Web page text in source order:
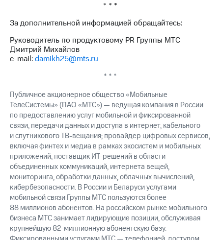
* * *
За дополнительной информацией обращайтесь:
Руководитель по продуктовому PR Группы МТС
Дмитрий Михайлов
e-mail:damikh25@mts.ru
* * *
Публичное акционерное общество «Мобильные
ТелеСистемы» (ПАО «МТС») — ведущая компания в России
по предоставлению услуг мобильной и фиксированной
связи, передачи данных и доступа в интернет, кабельного
и спутникового ТВ-вещания; провайдер цифровых сервисов,
включая финтех и медиа в рамках экосистем и мобильных
приложений; поставщик ИТ-решений в области
объединенных коммуникаций, интернета вещей,
мониторинга, обработки данных, облачных вычислений,
кибербезопасности. В России и Беларуси услугами
мобильной связи Группы МТС пользуются более
88 миллионов абонентов. На российском рынке мобильного
бизнеса МТС занимает лидирующие позиции, обслуживая
крупнейшую 82-миллионную абонентскую базу.